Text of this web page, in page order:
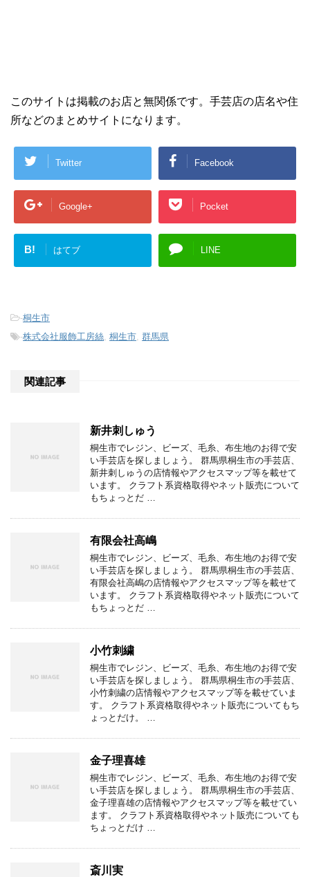
このサイトは掲載のお店と無関係です。手芸店の店名や住
所などのまとめサイトになります。
Twitter Facebook
Google+ Pocket
B! はてブ LINE
-桐生市
-株式会社服飾工房絲 桐生市 群馬県
関連記事
新井刺しゅう
桐生市でレジン、ビーズ、毛糸、布生地のお得で安
い手芸店を探しましょう。 群馬県桐生市の手芸店、
新井刺しゅうの店情報やアクセスマップ等を載せて
います。 クラフト系資格取得やネット販売について
もちょっとだ …
有限会社高嶋
桐生市でレジン、ビーズ、毛糸、布生地のお得で安
い手芸店を探しましょう。 群馬県桐生市の手芸店、
有限会社高嶋の店情報やアクセスマップ等を載せて
います。 クラフト系資格取得やネット販売について
もちょっとだ …
小竹刺繍
桐生市でレジン、ビーズ、毛糸、布生地のお得で安
い手芸店を探しましょう。 群馬県桐生市の手芸店、
小竹刺繍の店情報やアクセスマップ等を載せていま
す。 クラフト系資格取得やネット販売についてもち
ょっとだけ。 …
金子理喜雄
桐生市でレジン、ビーズ、毛糸、布生地のお得で安
い手芸店を探しましょう。 群馬県桐生市の手芸店、
金子理喜雄の店情報やアクセスマップ等を載せてい
ます。 クラフト系資格取得やネット販売についても
ちょっとだけ …
斎川実